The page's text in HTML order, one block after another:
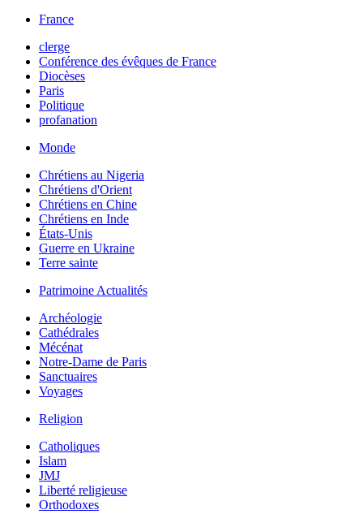
France
clerge
Conférence des évêques de France
Diocèses
Paris
Politique
profanation
Monde
Chrétiens au Nigeria
Chrétiens d'Orient
Chrétiens en Chine
Chrétiens en Inde
États-Unis
Guerre en Ukraine
Terre sainte
Patrimoine Actualités
Archéologie
Cathédrales
Mécénat
Notre-Dame de Paris
Sanctuaires
Voyages
Religion
Catholiques
Islam
JMJ
Liberté religieuse
Orthodoxes